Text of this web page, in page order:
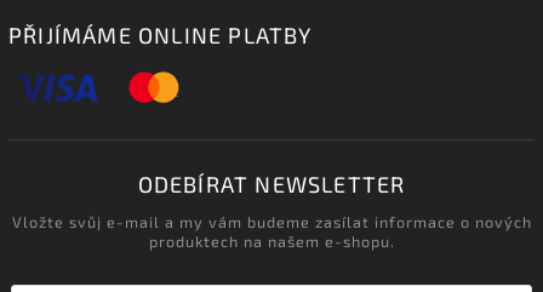
PŘIJÍMÁME ONLINE PLATBY
ODEBÍRAT NEWSLETTER
Vložte svůj e-mail a my vám budeme zasílat informace o nových
produktech na našem e-shopu.